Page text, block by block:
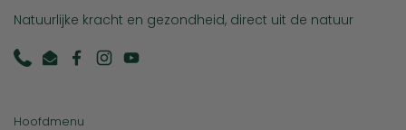
Natuurlijke kracht en gezondheid, direct uit de natuur
PhoneEmailFacebook
Instagram
YouTube
Hoofdmenu